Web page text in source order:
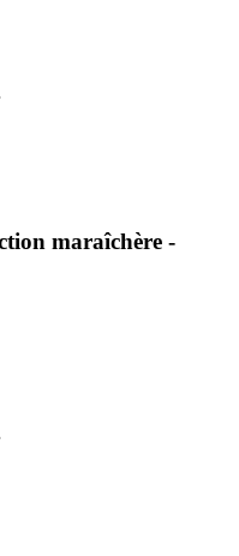
maraîchère -